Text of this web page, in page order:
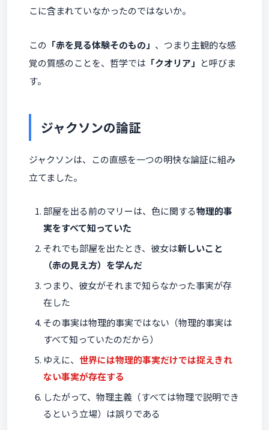
こに含まれていなかったのではないか。
この 「赤を見る体験そのもの」 、つまり主観的な感
覚の質感のことを、哲学では 「クオリア」 と呼びま
す。
ジャクソンの論証
ジャクソンは、この直感を一つの明快な論証に組み
立てました。
部屋を出る前のマリーは、色に関する物理的事
実をすべて知っていた
それでも部屋を出たとき、彼女は新しいこと
（赤の見え方）を学んだ
つまり、彼女がそれまで知らなかった事実が存
在した
その事実は物理的事実ではない（物理的事実は
すべて知っていたのだから）
ゆえに、 世界には物理的事実だけでは捉えきれ
ない事実が存在する
したがって、物理主義（すべては物理で説明でき
るという立場）は誤りである